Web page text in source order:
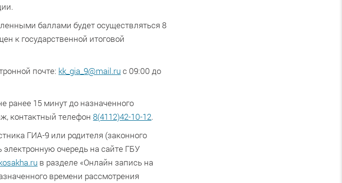
баллами будет осуществляться 8
к государственной итоговой
почте: kk_gia_9@mail.ruс 09:00 до
15 минут до назначенного
контактный телефон8(4112)42-10-12.
ГИА-9 или родителя (законного
очередь на сайте ГБУ
в разделе «Онлайн запись на
времени рассмотрения